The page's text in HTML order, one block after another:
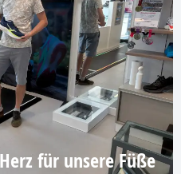
für unsere Füße